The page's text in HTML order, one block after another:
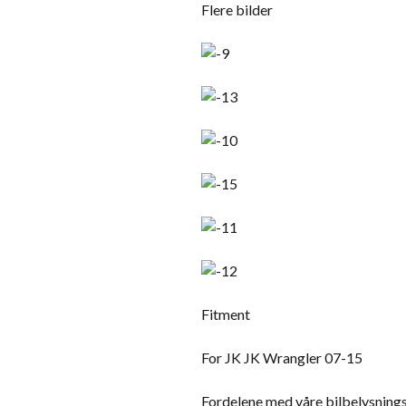
Flere bilder
Fitment
For JK JK Wrangler 07-15
Fordelene med våre